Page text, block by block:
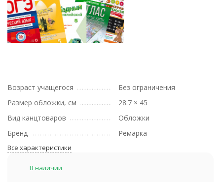
Возраст учащегося
Без ограничения
Размер обложки, см
28.7 × 45
Вид канцтоваров
Обложки
Бренд
Ремарка
Все характеристики
В наличии